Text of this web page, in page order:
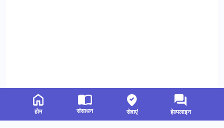
होम संसाधन सेवाएं हेल्पलाइन